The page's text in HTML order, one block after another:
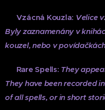
Vzácná Kouzla: Velice
Byly zaznamenány v
kouzel, nebo v
Rare Spells: They
They have been recorded
of all spells,or in short